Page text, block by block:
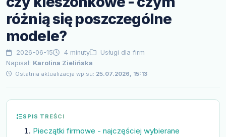
różnią się poszczególne
modele?
2026-06-15 4 minuty
Usługi dla firm
Napisał: Karolina Zielińska
Ostatnia aktualizacja wpisu: 25.07.2026, 15:13
SPIS TREŚCI
Pieczątki firmowe - najczęściej wybierane